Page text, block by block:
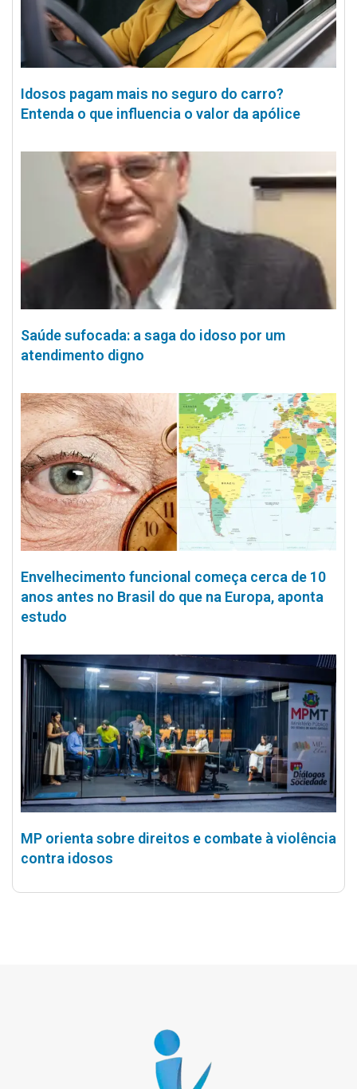
Idosos pagam mais no seguro do carro?
Entenda o que influencia o valor da apólice
Saúde sufocada: a saga do idoso por um
atendimento digno
Envelhecimento funcional começa cerca de 10
anos antes no Brasil do que na Europa, aponta
estudo
MP orienta sobre direitos e combate à violência
contra idosos